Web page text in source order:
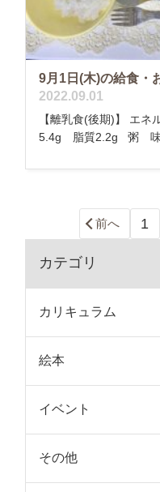
9月1日(木)の給食・
2022.09.01
【離乳食(後期)】 エ
5.4g 脂質2.2g 粥
前へ 1
カテゴリ
カリキュラム
絵本
イベント
その他